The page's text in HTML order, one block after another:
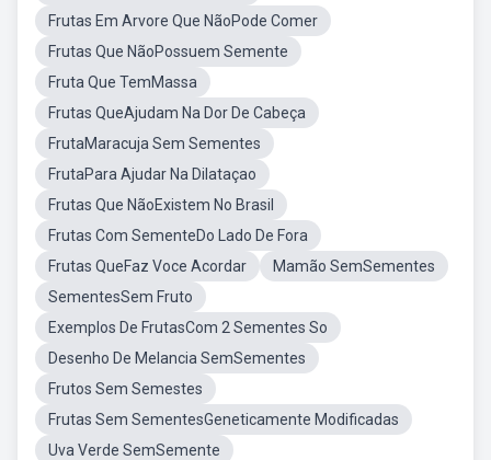
Frutas Em Arvore Que NãoPode Comer
Frutas Que NãoPossuem Semente
Fruta Que TemMassa
Frutas QueAjudam Na Dor De Cabeça
FrutaMaracuja Sem Sementes
FrutaPara Ajudar Na Dilataçao
Frutas Que NãoExistem No Brasil
Frutas Com SementeDo Lado De Fora
Frutas QueFaz Voce Acordar
Mamão SemSementes
SementesSem Fruto
Exemplos De FrutasCom 2 Sementes So
Desenho De Melancia SemSementes
Frutos Sem Semestes
Frutas Sem SementesGeneticamente Modificadas
Uva Verde SemSemente